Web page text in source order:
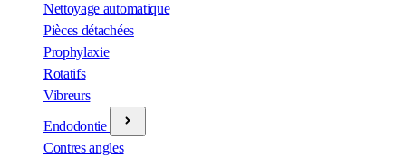
Nettoyage automatique
Pièces détachées
Prophylaxie
Rotatifs
Vibreurs
Endodontie
Contres angles